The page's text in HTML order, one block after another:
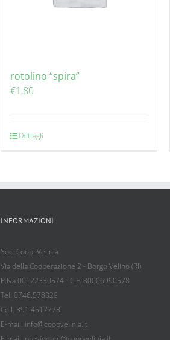
rotolino “spira”
€1,80
Dettagli
INFORMAZIONI
Soc. Coop. Velinia
Via della Cooperazione 2 - Borgo Velino (RI)
P.Iva 00122330574 - C.F. 80006990578
Tel. 0746.578329
Cell. 391.4517778
E-mail: info@coopvelinia.it